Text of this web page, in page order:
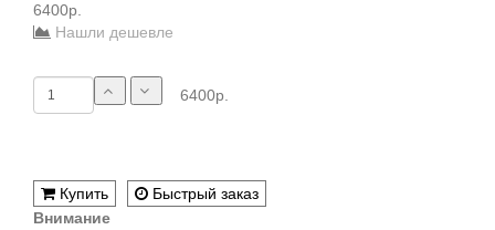
6400р.
Нашли дешевле
6400р.
Купить
Быстрый заказ
Внимание